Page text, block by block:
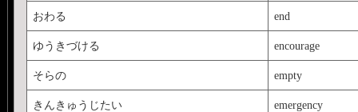
おわる end
ゆうきづける encourage
そらの empty
きんきゅうじたい emergency